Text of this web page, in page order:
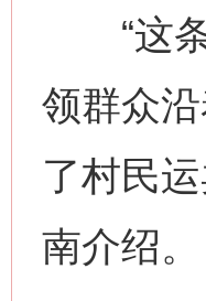
“这条
领群众
了村民
南介绍。